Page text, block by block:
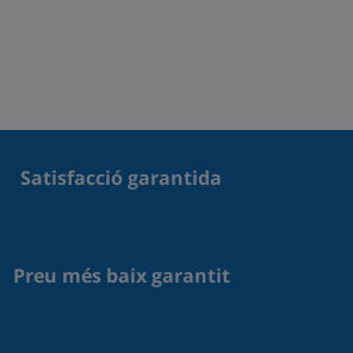
Satisfacció garantida
Preu més baix garantit